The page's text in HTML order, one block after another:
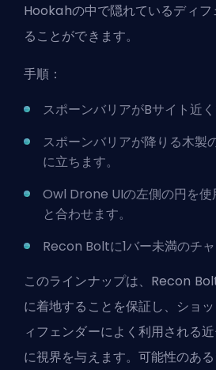
Hookahの中で隠れているディ
ることができます。
手順：
スポーンバリアがBサイト近く
スポーンバリアが降りる木製
に立ちます。
Owl Drone UIの左側の円を使
と合わせます。
Recon Boltに1バー未満のチャ
このラインナップは、Recon
に着地することを保証し、ショ
ィフェンダーによく利用される
に視界を与えます。可能性のあ